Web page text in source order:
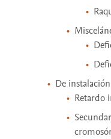
De
Retardo